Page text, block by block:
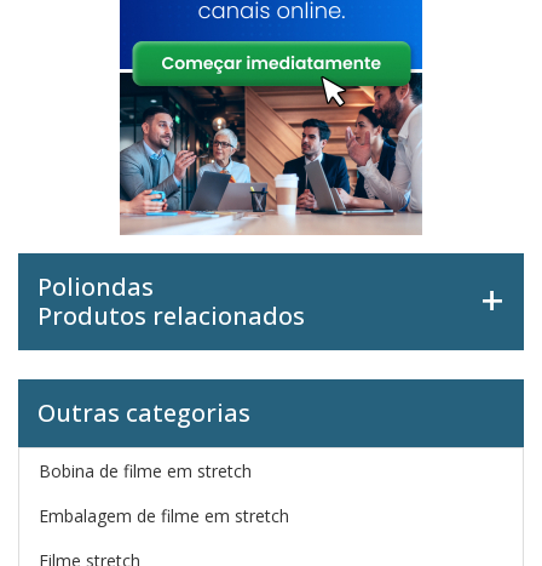
Poliondas
Produtos relacionados
Outras categorias
Bobina de filme em stretch
Embalagem de filme em stretch
Filme stretch